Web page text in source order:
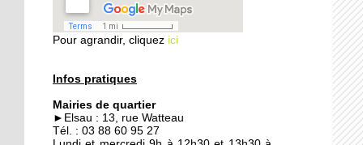
Les habitants
redécouvrent le Parc
naturel urbain
23 septembre 2014
Quand les employeurs
viennent chercher les
chômeurs
Pour agrandir, cliquez ici
Infos pratiques
Mairies de quartier
►Elsau : 13, rue Watteau
Tél. : 03 88 60 95 27